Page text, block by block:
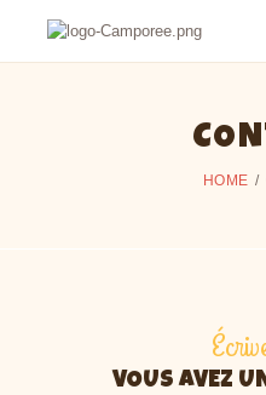
HOME
VOUS AVEZ